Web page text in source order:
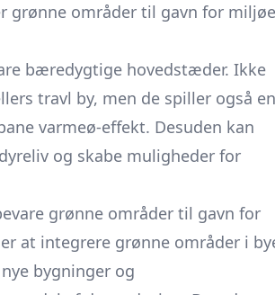
grønne områder til gavn for
bæredygtige hovedstæder. Ikke
travl by, men de spiller også en
varmeø-effekt. Desuden kan
og skabe muligheder for
grønne områder til gavn for
at integrere grønne områder i
bygninger og